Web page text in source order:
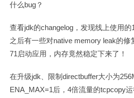
什么bug ？
查看jdk的changelog ，发现线上使用的
之后有一些对native memory leak的修
71启动应用，内存竟然稳定下来了！
在升级jdk 、限制 directbuffer大小为
ENA_MAX=1后， 4倍流量的tcpcopy